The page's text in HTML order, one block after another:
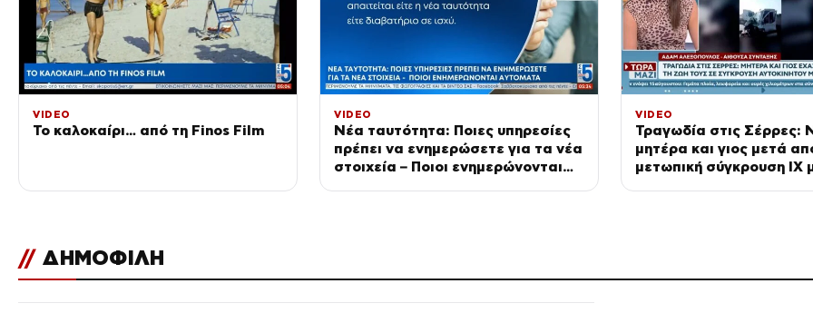
VIDEO
Το καλοκαίρι… από τη Finos Film
VIDEO
Νέα ταυτότητα: Ποιες υπηρεσίες
πρέπει να ενημερώσετε για τα νέα
στοιχεία – Ποιοι ενημερώνονται
VIDEO
Τραγωδία στις Σέρρες:
μητέρα και γιος μετά
μετωπική σύγκρουση ΙΧ
// ΔΗΜΟΦΙΛΗ